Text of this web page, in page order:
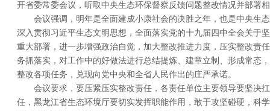
开省委常委会议，听取中央生态环保督察反馈问题整改情况并部署
会议强调，明年是全面建成小康社会的决胜之年，也是中央生
深入贯彻习近平生态文明思想，全面落实党的十九届四中全会关于
重大部署，进一步增强政治自觉，加大整改推进力度，压实整改责
务抓落实，对工作中的好做法进行总结提炼、建章立制、形成常态
整改各项任务，兑现向党中央和全省人民作出的庄严承诺。
会议要求，要压紧压实整改责任，各责任单位主要领导要坚决
任，黑龙江省生态环境厅要切实发挥职能作用，敢于攻坚碰硬，科